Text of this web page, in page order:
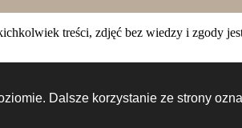
treści, zdjęć bez wiedzy i zgody
Dalsze korzystanie ze strony